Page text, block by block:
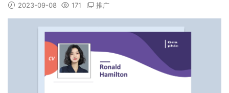
2023-09-08 171 推广